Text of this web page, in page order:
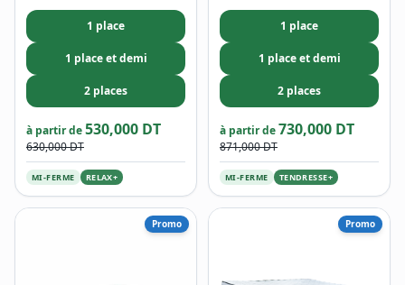
1 place
1 place et demi
2 places
à partir de530,000 DT
630,000 DT
MI-FERME RELAX+
1 place
1 place et demi
2 places
à partir de730,000 DT
871,000 DT
MI-FERME TENDRESSE+
Promo Promo